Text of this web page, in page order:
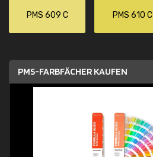
PMS 609 C PMS 610 C
PMS-FARBFÄCHER KAUFEN